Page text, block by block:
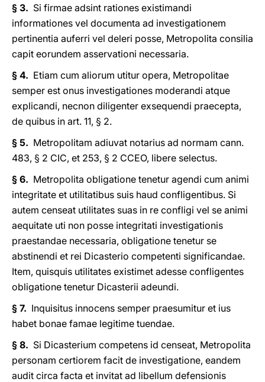
§ 3. Si firmae adsint rationes existimandi
informationes vel documenta ad investigationem
pertinentia auferri vel deleri posse, Metropolita consilia
capit eorundem asservationi necessaria.
§ 4. Etiam cum aliorum utitur opera, Metropolitae
semper est onus investigationes moderandi atque
explicandi, necnon diligenter exsequendi praecepta,
de quibus in art. 11, § 2.
§ 5. Metropolitam adiuvat notarius ad normam cann.
483, § 2 CIC, et 253, § 2 CCEO, libere selectus.
§ 6. Metropolita obligatione tenetur agendi cum animi
integritate et utilitatibus suis haud confligentibus. Si
autem censeat utilitates suas in re confligi vel se animi
aequitate uti non posse integritati investigationis
praestandae necessaria, obligatione tenetur se
abstinendi et rei Dicasterio competenti significandae.
Item, quisquis utilitates existimet adesse confligentes
obligatione tenetur Dicasterii adeundi.
§ 7. Inquisitus innocens semper praesumitur et ius
habet bonae famae legitime tuendae.
§ 8. Si Dicasterium competens id censeat, Metropolita
personam certiorem facit de investigatione, eandem
audit circa facta et invitat ad libellum defensionis